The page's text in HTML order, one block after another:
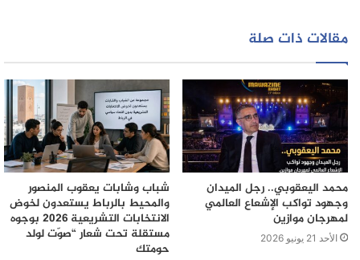
وسلا.
مقالات ذات صلة
محمد اليعقوبي.. رجل الميدان
وجهود تواكب الإشعاع العالمي
لمهرجان موازين
الأحد 21 يونيو 2026
شباب وشابات يعقوب المنصور
والمحيط بالرباط يستعدون لخوض
الانتخابات التشريعية 2026 بوجوه
مستقلة تحت شعار “صوّت لولد
حومتك